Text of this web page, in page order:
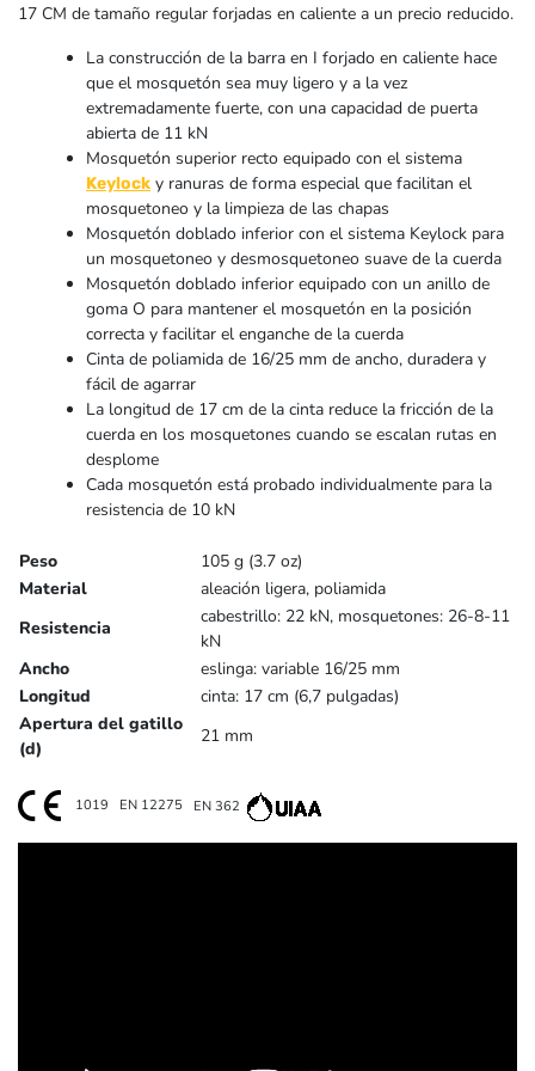
17 CM de tamaño regular forjadas en caliente a un precio reducido.
La construcción de la barra en I forjado en caliente hace
que el mosquetón sea muy ligero y a la vez
extremadamente fuerte, con una capacidad de puerta
abierta de 11 kN
Mosquetón superior recto equipado con el sistema
Keylock y ranuras de forma especial que facilitan el
mosquetoneo y la limpieza de las chapas
Mosquetón doblado inferior con el sistema Keylock para
un mosquetoneo y desmosquetoneo suave de la cuerda
Mosquetón doblado inferior equipado con un anillo de
goma O para mantener el mosquetón en la posición
correcta y facilitar el enganche de la cuerda
Cinta de poliamida de 16/25 mm de ancho, duradera y
fácil de agarrar
La longitud de 17 cm de la cinta reduce la fricción de la
cuerda en los mosquetones cuando se escalan rutas en
desplome
Cada mosquetón está probado individualmente para la
resistencia de 10 kN
Peso
105 g (3.7 oz)
Material
aleación ligera, poliamida
Resistencia
cabestrillo: 22 kN, mosquetones: 26-8-11
kN
Ancho
eslinga: variable 16/25 mm
Longitud
cinta: 17 cm (6,7 pulgadas)
Apertura del gatillo
(d)
21 mm
1019 EN 12275 EN 362